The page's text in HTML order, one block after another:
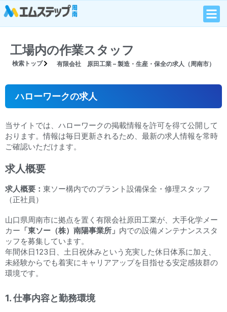
工場内の作業スタッフ
検索トップ 有限会社 原田工業 – 製造・生産・保全の求人（周南市）
ハローワークの求人
当サイトでは、ハローワークの掲載情報を許可を得て公開して
おります。情報は毎日更新されるため、最新の求人情報を常時
ご確認いただけます。
求人概要
求人概要： 東ソー構内でのプラント設備保全・修理スタッフ
（正社員）
山口県周南市に拠点を置く有限会社原田工業が、大手化学メー
カー 「東ソー（株）南陽事業所」 内での設備メンテナンススタ
ッフを募集しています。
年間休日123日、土日祝休みという充実した休日体系に加え、
未経験からでも着実にキャリアアップを目指せる安定感抜群の
環境です。
1. 仕事内容と勤務環境